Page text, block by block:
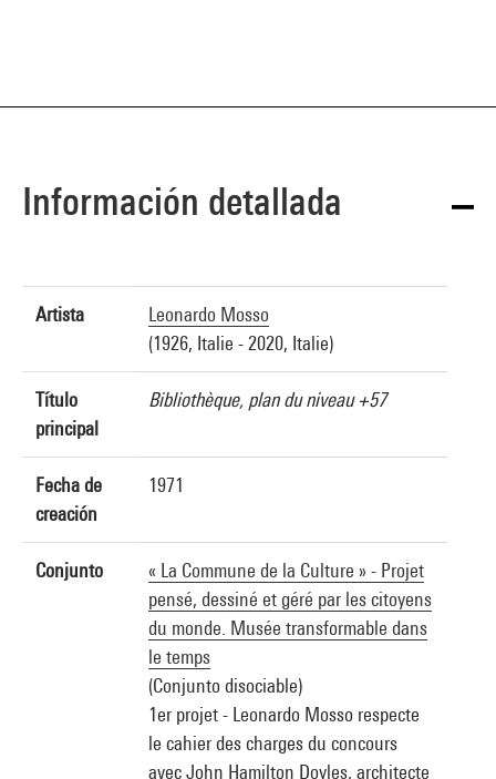
Información detallada
Artista
Leonardo Mosso
(1926, Italie - 2020, Italie)
Título
principal
Bibliothèque, plan du niveau +57
Fecha de
creación
1971
Conjunto
« La Commune de la Culture » - Projet
pensé, dessiné et géré par les citoyens
du monde. Musée transformable dans
le temps
(Conjunto disociable)
1er projet - Leonardo Mosso respecte
le cahier des charges du concours
avec John Hamilton Doyles, architecte